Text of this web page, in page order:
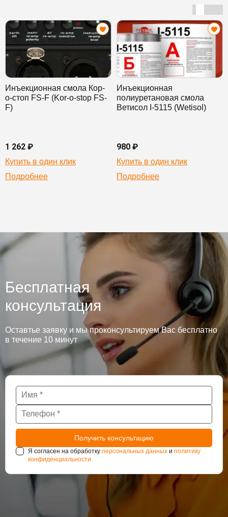
Инъекционная смола Кор-
о-стоп FS-F (Kor-o-stop FS-
F)
1 262 ₽
Купить в один клик
Подробнее
Инъекционная
полиуретановая смола
Ветисол I-5115 (Wetisol)
980 ₽
Купить в один клик
Подробнее
Бесплатная
консультация
Оставтье заявку и мы проконсультируем Вас бесплатно
в течение 10 минут
Я согласен на обработку персональных данных и политику
конфиденциальности